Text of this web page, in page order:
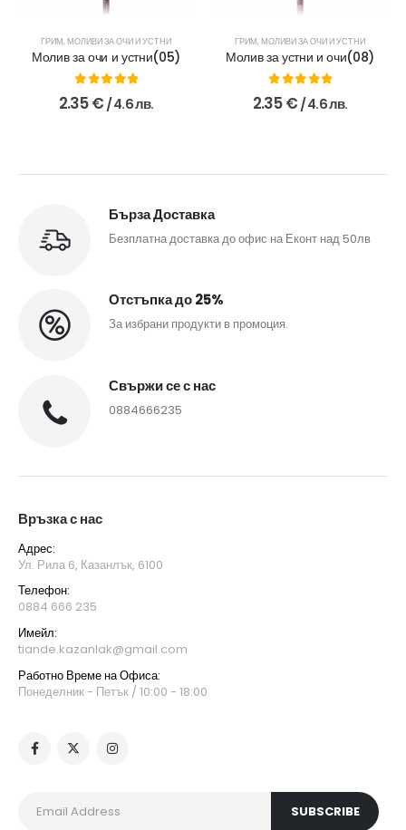
ГРИМ,МОЛИВИ ЗА ОЧИ И УСТНИ
Молив за очи и устни(05)
0out of 5
2.35€ / 4.6 лв.
ГРИМ,МОЛИВИ ЗА ОЧИ И УСТНИ
Молив за устни и очи(08)
0out of 5
2.35€ / 4.6 лв.
Бърза Доставка
Безплатна доставка до офис на Еконт над 50лв
Отстъпка до 25%
За избрани продукти в промоция.
Свържи се с нас
0884666235
Връзка с нас
Адрес:
Ул. Рила 6, Казанлък, 6100
Телефон:
0884 666 235
Имейл:
tiande.kazanlak@gmail.com
Работно Време на Офиса:
Понеделник - Петък / 10:00 - 18:00